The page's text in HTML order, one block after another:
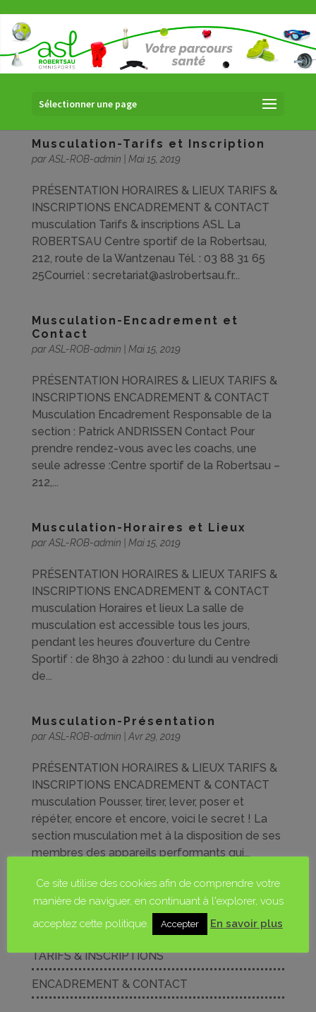
Sélectionner une page
Musculation-Tarifs et Inscription
parASL-ROB-admin Mai 15, 2019
PRÉSENTATION HORAIRES & LIEUX TARIFS &
INSCRIPTIONS ENCADREMENT & CONTACT
musculation Tarifs & inscriptions ASL La
ROBERTSAU Centre sportif de la Robertsau,
212, route de la Wantzenau Tél. : 03 88 31 65
25Courriel : secretariat@aslrobertsau.fr...
Musculation-Encadrement et
Contact
parASL-ROB-admin Mai 15, 2019
PRÉSENTATION HORAIRES & LIEUX TARIFS &
INSCRIPTIONS ENCADREMENT & CONTACT
Musculation Encadrement Responsable de la
section : Patrick ANDRISSEN Contact Pour
prendre rendez-vous avec les coachs, une
seule adresse :Centre sportif de la Robertsau –
212,...
Musculation-Horaires et Lieux
parASL-ROB-admin Mai 15, 2019
PRÉSENTATION HORAIRES & LIEUX TARIFS &
INSCRIPTIONS ENCADREMENT & CONTACT
musculation Horaires et lieux La salle de
musculation est accessible tous les jours,
pendant les heures d’ouverture du Centre
Sportif : de 8h30 à 22h00 : du lundi au vendredi
de...
Musculation-Présentation
parASL-ROB-admin Avr 29, 2019
PRÉSENTATION HORAIRES & LIEUX TARIFS &
INSCRIPTIONS ENCADREMENT & CONTACT
musculation Pousser, tirer, lever, poser et
répéter, encore et encore, voici le secret ! La
section musculation met à la disposition de ses
membres des appareils performants qui...
PRÉSENTATION
HORAIRES & LIEUX
TARIFS & INSCRIPTIONS
ENCADREMENT & CONTACT
Ce site utilise des cookies afin de comprendre votre
manière de naviguer, en continuant à l'explorer, vous
acceptez cette politique.
Accepter En savoir plus